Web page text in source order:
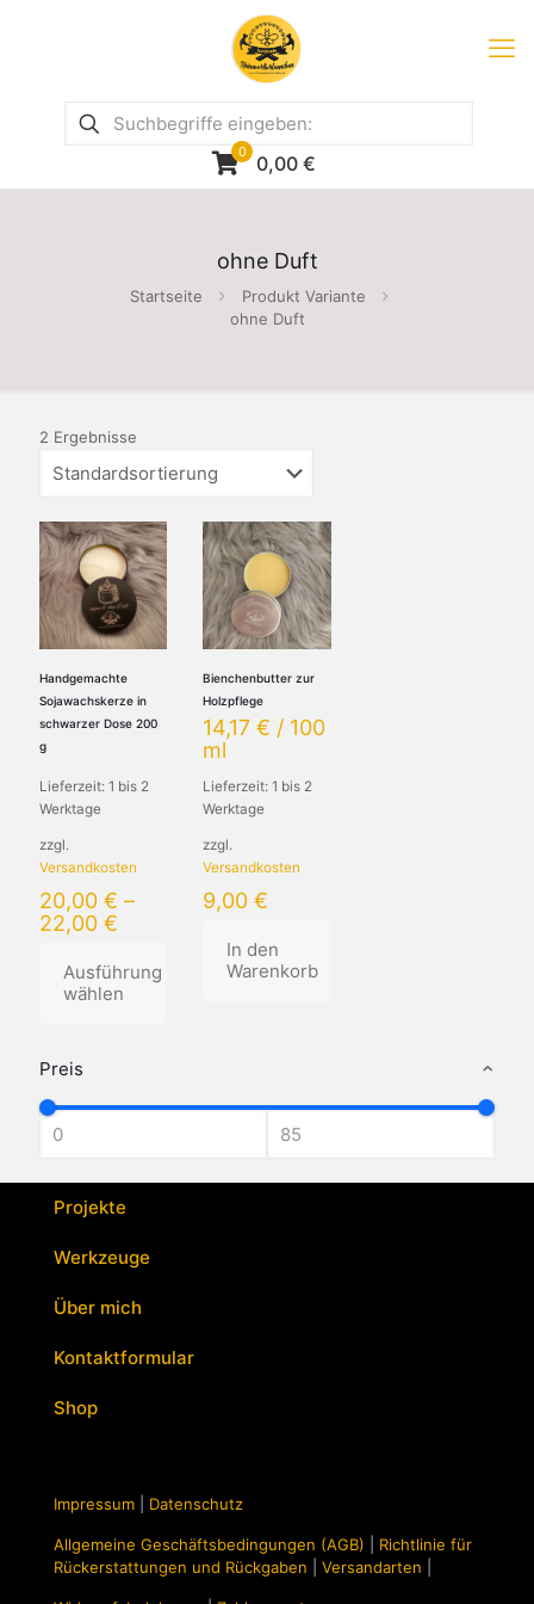
0 0,00 €
ohne Duft
Startseite
Produkt Variante
ohne Duft
Preis
2 Ergebnisse
Handgemachte
Sojawachskerze in
schwarzer Dose 200
g
Lieferzeit: 1 bis 2
Werktage
zzgl.
Versandkosten
20,00 € –
22,00 €
Ausführung
wählen
Produkt
mehrere
Varianten
Optionen
können
der
gewählt
Bienchenbutter zur
Holzpflege
14,17€ / 100
ml
Lieferzeit:1 bis 2
Werktage
zzgl.
Versandkosten
9,00€
In den
Warenkorb
Projekte
Werkzeuge
Über mich
Kontaktformular
Shop
Impressum Datenschutz
Allgemeine Geschäftsbedingungen (AGB)
Richtlinie für
Rückerstattungen und Rückgaben
Versandarten